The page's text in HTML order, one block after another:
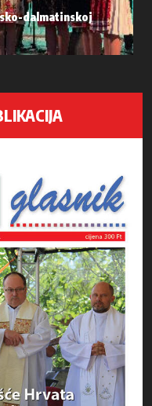
dalmatinskoj